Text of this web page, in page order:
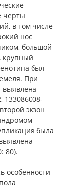
черты
в том числе
нос
большой
крупный
был
При
выявлена
133086008-
экзон
была
80).
особенности